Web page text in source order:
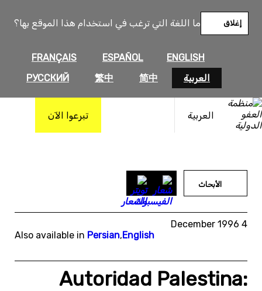
ما اللغة التي ترغب في استخدام هذا الموقع بها؟
ENGLISH
ESPAÑOL
FRANÇAIS
العربية
简中
繁中
РУССКИЙ
إغلاق
العربية تبرعوا الآن
المحتوى
الأبحاث
4 December 1996
Also available in Persian,English
Autoridad Palestina: